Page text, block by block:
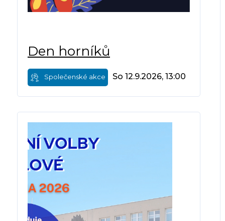
Den horníků
Společenské akce So 12.9.2026, 13:00